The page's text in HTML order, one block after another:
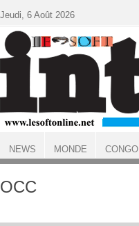
ACCUEIL
OCC
Jeudi, 6 Août 2026
NEWS MONDE CONGO